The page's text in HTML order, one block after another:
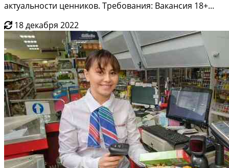
актуальности ценников. Требования: Вакансия 18+...
18 декабря 2022